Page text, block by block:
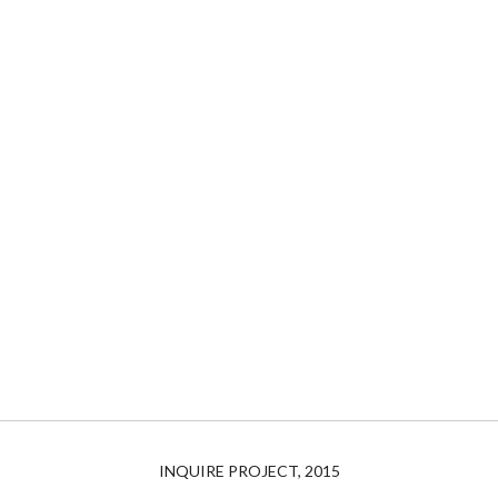
INQUIRE PROJECT, 2015